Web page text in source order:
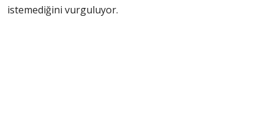
istemediğini vurguluyor.